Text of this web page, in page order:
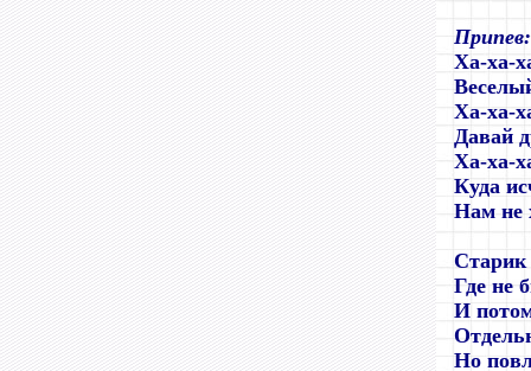
Припев:
Ха-ха-
Ха-ха-
Давай
Ха-ха-
Куда
Нам не
Старик
Где не
И
Но